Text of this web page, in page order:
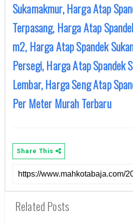
Sukamakmur, Harga Atap
Terpasang, Harga Atap
m2, Harga Atap Spandek
Persegi, Harga Atap Spandek
Lembar, Harga Seng Atap
Per Meter Murah Terbaru
Share This
Related Posts